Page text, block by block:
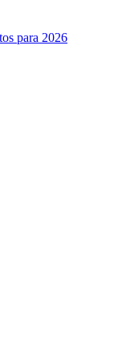
para 2026